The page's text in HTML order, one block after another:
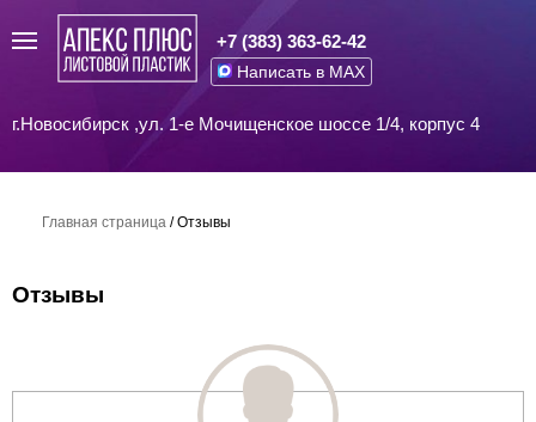
+7 (383) 363-62-42
Написать в MAX
г.Новосибирск ,ул. 1-е Мочищенское шоссе 1/4, корпус 4
Главная страница /Отзывы
Отзывы